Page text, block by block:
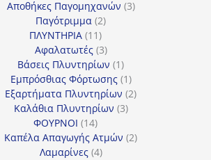
προϊόν
Αποθήκες Παγομηχανών 33
Παγότριμμα 22
ΠΛΥΝΤΗΡΙΑ 1111
προϊόντα
Αφαλατωτές 33
προϊόντα
Βάσεις Πλυντηρίων 11
προϊόν
Εμπρόσθιας Φόρτωσης 11
προϊόν
Εξαρτήματα Πλυντηρίων 22
Καλάθια Πλυντηρίων 33
ΦΟΥΡΝΟΙ 1414
προϊόντα
Καπέλα Απαγωγής Ατμών 22
Λαμαρίνες 44